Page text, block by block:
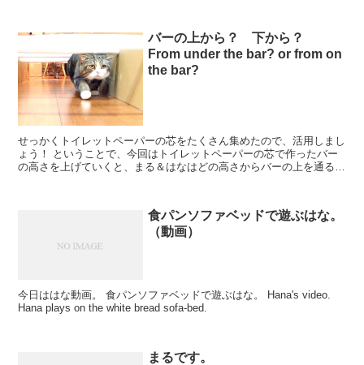
バーの上から？ 下から？
From under the bar? or from on
the bar?
せっかくトイレットペーパーの芯をたくさん集めたので、活用しまし
ょう！ ということで、今回はトイレットペーパーの芯で作ったバー
の高さを上げていくと、まる＆はなはどの高さからバーの上を通る
食パンソファベッドで遊ぶはな。
（動画）
今日ははな動画。 食パンソファベッドで遊ぶはな。 Hana's video.
Hana plays on the white bread sofa-bed.
まるです。